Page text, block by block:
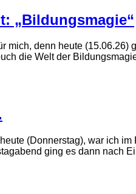
„Bildungsmagie“
mich, denn heute
die Welt der
(Donnerstag), war ich
ging es dann nach